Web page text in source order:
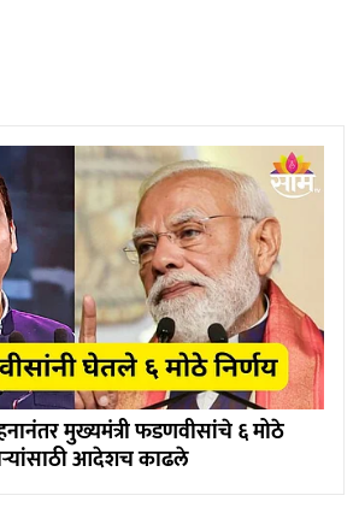
मुख्यमंत्री फडणवीसांचे ६ मोठे
आदेशच काढले